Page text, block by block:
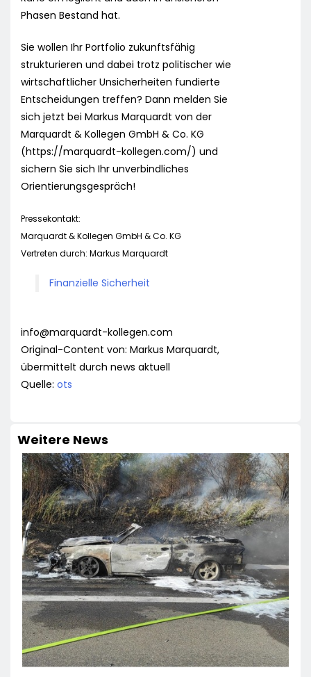
Phasen Bestand hat.
Sie wollen Ihr Portfolio zukunftsfähig
strukturieren und dabei trotz politischer wie
wirtschaftlicher Unsicherheiten fundierte
Entscheidungen treffen? Dann melden Sie
sich jetzt bei Markus Marquardt von der
Marquardt & Kollegen GmbH & Co. KG
(https://marquardt-kollegen.com/) und
sichern Sie sich Ihr unverbindliches
Orientierungsgespräch!
Pressekontakt:
Marquardt & Kollegen GmbH & Co. KG
Vertreten durch: Markus Marquardt
Finanzielle Sicherheit
info@marquardt-kollegen.com
Original-Content von: Markus Marquardt,
übermittelt durch news aktuell
Quelle: ots
Weitere News